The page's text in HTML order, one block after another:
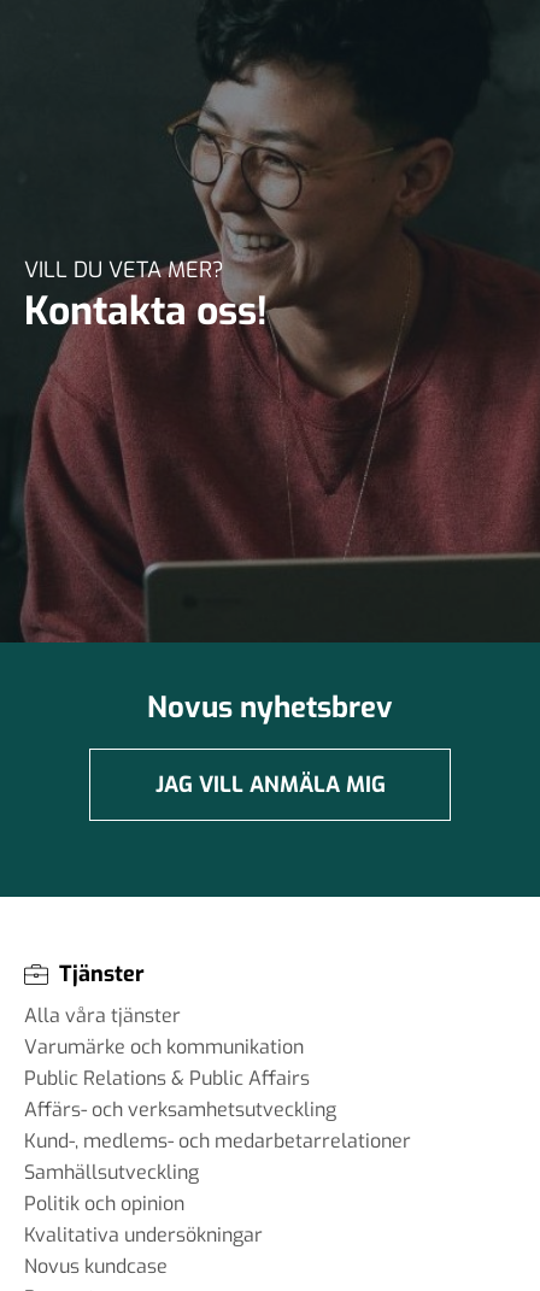
VILL DU VETA MER?
Kontakta oss!
Klicka här och fyll i kontaktformuläret så hjälper
vi dig.
Novus nyhetsbrev
JAG VILL ANMÄLA MIG
Tjänster
Alla våra tjänster
Varumärke och kommunikation
Public Relations & Public Affairs
Affärs- och verksamhetsutveckling
Kund-, medlems- och medarbetarrelationer
Samhällsutveckling
Politik och opinion
Kvalitativa undersökningar
Novus kundcase